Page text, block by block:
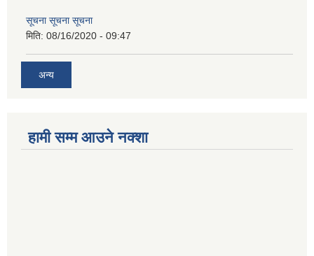
सूचना सूचना सूचना
मिति: 08/16/2020 - 09:47
अन्य
हामी सम्म आउने नक्शा